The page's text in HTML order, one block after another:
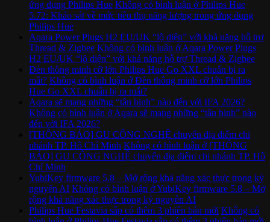
ứng dụng Philips Hue Không có bình luận ở Philips Hue
5.72: Khảo sát về mức tiêu thụ năng lượng trong ứng dụng
Philips Hue
Aqara Power Plugs H2 EU/UK “lộ diện” với khả năng hỗ trợ
Thread & Zigbee Không có bình luận ở Aqara Power Plugs
H2 EU/UK “lộ diện” với khả năng hỗ trợ Thread & Zigbee
Đèn thông minh cỡ lớn Philips Hue Go XXL chuẩn bị ra
mắt? Không có bình luận ở Đèn thông minh cỡ lớn Philips
Hue Go XXL chuẩn bị ra mắt?
Aqara sẽ mang những “tân binh” nào đến với IFA 2026?
Không có bình luận ở Aqara sẽ mang những “tân binh” nào
đến với IFA 2026?
[THÔNG BÁO] GU CÔNG NGHỆ chuyển địa điểm chi
nhánh TP. Hồ Chí Minh Không có bình luận ở [THÔNG
BÁO] GU CÔNG NGHỆ chuyển địa điểm chi nhánh TP. Hồ
Chí Minh
YubiKey firmware 5.8 – Mở rộng khả năng xác thực trong kỷ
nguyên AI Không có bình luận ở YubiKey firmware 5.8 – Mở
rộng khả năng xác thực trong kỷ nguyên AI
Philips Hue Festavia sắp có thêm 3 phiên bản mới Không có